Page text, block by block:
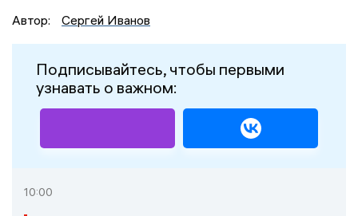
Автор:
Сергей Иванов
Подписывайтесь, чтобы первыми
узнавать о важном:
10:00